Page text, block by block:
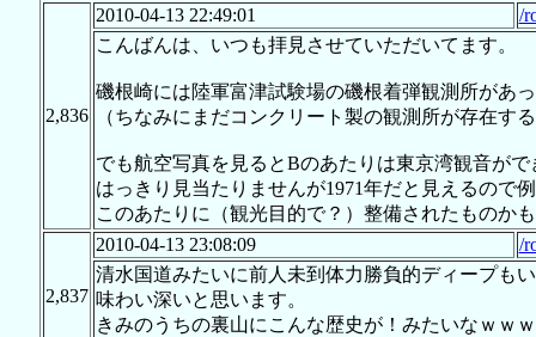
2,836
2010-04-13 22:49:01
/
こんばんは、いつも拝見させていただいてます。
磯根崎には陸軍富津試験場の磯根着弾観測所があ
（ちなみにまだコンクリート製の観測所が存在す
でも航空写真を見るとBのあたりは東京湾観音がで
はっきり見当たりませんが1971年だと見えるので
このあたりに（観光目的で？）整備されたものか
2,837
2010-04-13 23:08:09
/
清水国道みたいに前人未到体力勝負的ディープも
味わい深いと思います。
きみのうちの裏山にこんな歴史が！みたいなｗｗｗ